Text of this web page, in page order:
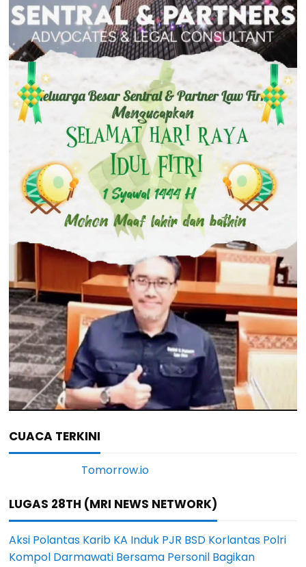
CUACA TERKINI
LUGAS 28TH (MRI NEWS NETWORK)
Aksi Polantas Karib KA Induk PJR BSD Korlantas Polri
Kompol Darmawati Bersama Personil Bagikan